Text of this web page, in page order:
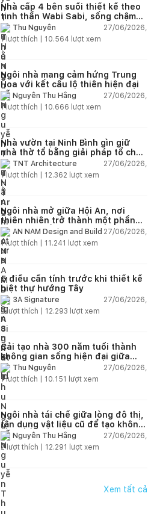
Nhà cấp 4 bên suối thiết kế theo
tinh thần Wabi Sabi, sống chậm
giữa thiên nhiên
Thu Nguyễn
27/06/2026,
1lượt thích | 10.564 lượt xem
Ngôi nhà mang cảm hứng Trung
Hoa với kết cấu lộ thiên hiện đại
Nguyễn Thu Hằng
27/06/2026,
1lượt thích | 10.666 lượt xem
Nhà vườn tại Ninh Bình gìn giữ
nhà thờ tổ bằng giải pháp tổ chức
lại không gian
TNT Architecture
27/06/2026,
1lượt thích | 12.362 lượt xem
Ngôi nhà mở giữa Hội An, nơi
thiên nhiên trở thành một phần
của cuộc sống
AN NAM Design and Build 27/06/2026,
1lượt thích | 11.241 lượt xem
5 điều cần tính trước khi thiết kế
biệt thự hướng Tây
3A Signature
27/06/2026,
2lượt thích | 12.293 lượt xem
Cải tạo nhà 300 năm tuổi thành
không gian sống hiện đại giữa
thiên nhiên
Thu Nguyễn
27/06/2026,
1lượt thích | 10.151 lượt xem
Ngôi nhà tái chế giữa lòng đô thị,
tận dụng vật liệu cũ để tạo không
gian sống linh hoạt
Nguyễn Thu Hằng
27/06/2026,
2lượt thích | 12.291 lượt xem
Xem tất cả